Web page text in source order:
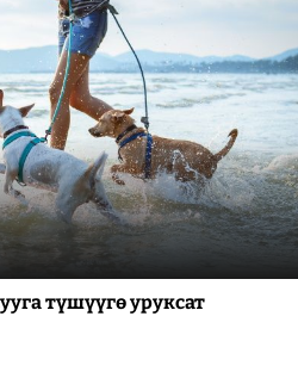
түшүүгө уруксат